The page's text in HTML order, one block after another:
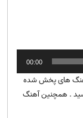
00:00
آهنگ های پخش شده
. همچنین آهنگ